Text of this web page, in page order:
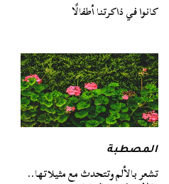
كانوا في ذاكرتنا أطفالًا
المصطبة
تشعر بالألم وتتحدث مع مثيلاتها..